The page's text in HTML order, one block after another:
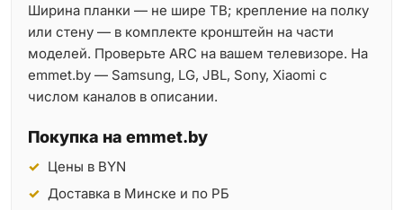
Ширина планки — не шире ТВ; крепление на полку
или стену — в комплекте кронштейн на части
моделей. Проверьте ARC на вашем телевизоре. На
emmet.by — Samsung, LG, JBL, Sony, Xiaomi с
числом каналов в описании.
Покупка на emmet.by
Цены в BYN
Доставка в Минске и по РБ